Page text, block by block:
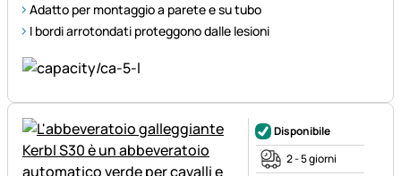
Adatto per montaggio a parete e su tubo
I bordi arrotondati proteggono dalle lesioni
Disponibile
2 - 5 giorni